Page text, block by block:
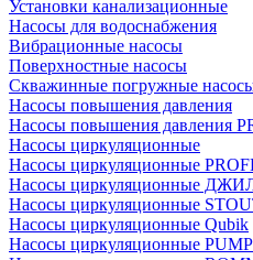
Установки канализационные
Насосы для водоснабжения
Вибрационные насосы
Поверхностные насосы
Скважинные погружные
Насосы повышения давления
Насосы повышения давления
Насосы циркуляционные
Насосы циркуляционные
Насосы циркуляционные
Насосы циркуляционные
Насосы циркуляционные Qubik
Насосы циркуляционные